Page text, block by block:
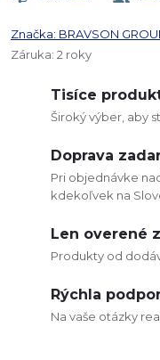
Značka: BRAVSON
Záruka: 2 roky
Tisíce
Široký výber, aby
Doprava
Pri objednávke
kdekoľvek na
Len overené
Produkty od
Rýchla
Na vaše otázky